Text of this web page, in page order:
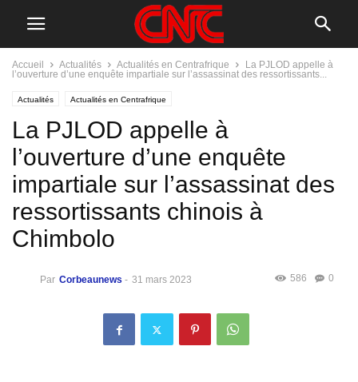
Accueil Actualités Actualités en Centrafrique
La PJLOD appelle à
l’ouverture d’une enquête impartiale sur l’assassinat des ressortissants...
Actualités Actualités en Centrafrique
La PJLOD appelle à
l’ouverture d’une enquête
impartiale sur l’assassinat des
ressortissants chinois à
Chimbolo
Par Corbeaunews - 31 mars 2023 0
586